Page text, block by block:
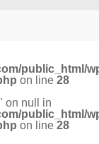
public_html/
on line28
on null in
public_html/
on line28